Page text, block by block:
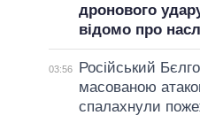
дронового
відомо про
03:56
Російський
масованою
спалахнули